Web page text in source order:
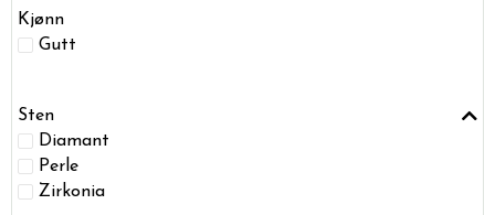
Kjønn
Gutt
Sten
Diamant
Perle
Zirkonia